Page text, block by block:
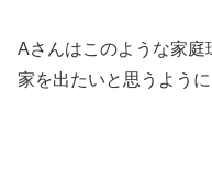
Aさんはこのような家庭
家を出たいと思うように